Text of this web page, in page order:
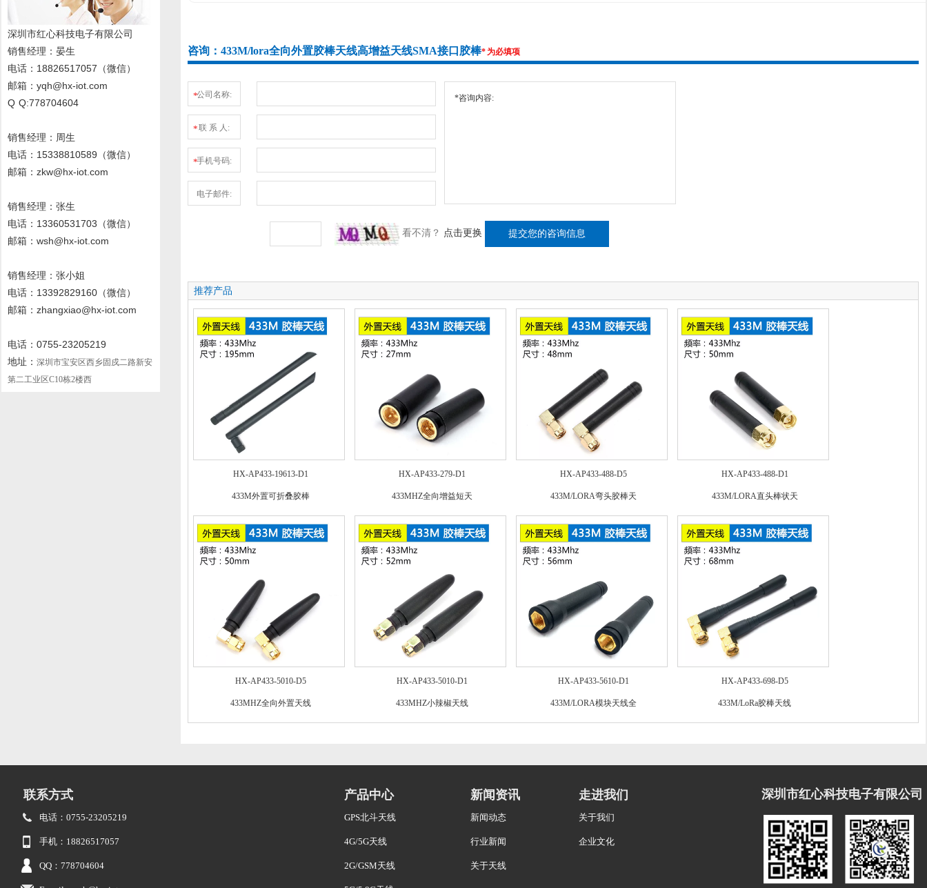
深圳市红心科技电子有限公司
销售经理 ：晏生
电话：18826517057（微信）
邮箱：yqh@hx-iot.com
Q Q:778704604
销售经理：周生
电话 ：15338810589 （微信）
邮箱：zkw@hx-iot.com
销售经理：张生
电话 ：13360531703 （微信）
邮箱：wsh@hx-iot.com
销售经理：张小姐
电话 ：13392829160 （微信）
邮箱：zhangxiao@hx-iot.com
电话：0755-23205219
地址： 深圳市宝安区西乡固戍二路新安
第二工业区C10栋2楼西
咨询：433M/lora全向外置胶棒天线高增益天线SMA接口胶棒* 为必填项
*公司名称:
*联 系 人:
*手机号码:
电子邮件:
看不清？ 点击更换
推荐产品
HX-AP433-19613-D1
433M外置可折叠胶棒
HX-AP433-279-D1
433MHZ全向增益短天
HX-AP433-488-D5
433M/LORA弯头胶棒天
HX-AP433-488-D1
433M/LORA直头棒状天
HX-AP433-5010-D5
433MHZ全向外置天线
HX-AP433-5010-D1
433MHZ小辣椒天线
HX-AP433-5610-D1
433M/LORA模块天线全
HX-AP433-698-D5
433M/LoRa胶棒天线
联系方式
电话：0755-23205219
手机：18826517057
QQ：778704604
产品中心
GPS北斗天线
4G/5G天线
2G/GSM天线
新闻资讯
新闻动态
行业新闻
关于天线
走进我们
关于我们
企业文化
深圳市红心科技电子有限公司